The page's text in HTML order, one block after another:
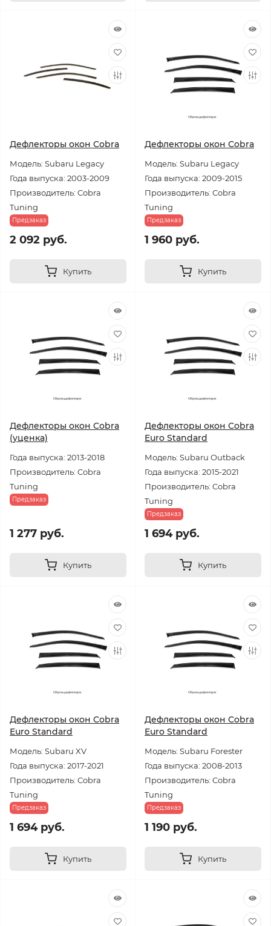
Дефлекторы окон Cobra
Модель: Subaru Legacy
Года выпуска: 2003-2009
Производитель: Cobra
Tuning
Предзаказ
2 092 руб.
Купить
Дефлекторы окон Cobra
Модель: Subaru Legacy
Года выпуска: 2009-2015
Производитель: Cobra
Tuning
Предзаказ
1 960 руб.
Купить
Дефлекторы окон Cobra
(уценка)
Года выпуска: 2013-2018
Производитель: Cobra
Tuning
Предзаказ
1 277 руб.
Купить
Дефлекторы окон Cobra
Euro Standard
Модель: Subaru Outback
Года выпуска: 2015-2021
Производитель: Cobra
Tuning
Предзаказ
1 694 руб.
Купить
Дефлекторы окон Cobra
Euro Standard
Модель: Subaru XV
Года выпуска: 2017-2021
Производитель: Cobra
Tuning
Предзаказ
1 694 руб.
Купить
Дефлекторы окон Cobra
Euro Standard
Модель: Subaru Forester
Года выпуска: 2008-2013
Производитель: Cobra
Tuning
Предзаказ
1 190 руб.
Купить